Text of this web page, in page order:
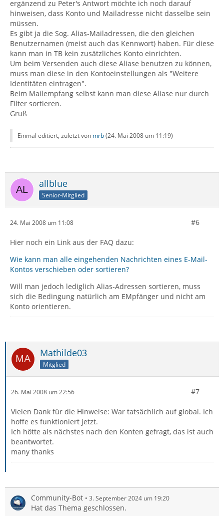
ergänzend zu Peter's Antwort möchte ich noch darauf
hinweisen, dass Konto und Mailadresse nicht dasselbe sein
müssen.
Es gibt ja die Sog. Alias-Mailadressen, die den gleichen
Benutzernamen (meist auch das Kennwort) haben. Für diese
kann man in TB kein zusätzliches Konto einrichten.
Um beim Versenden auch diese Aliase benutzen zu können,
muss man diese in den Kontoeinstellungen als "Weitere
Identitäten eintragen".
Beim Mailempfang selbst kann man diese Aliase nur durch
Filter sortieren.
Gruß
Einmal editiert, zuletzt von mrb(24. Mai 2008 um 11:19)
allblue
Senior-Mitglied
24. Mai 2008 um 11:08 #6
Hier noch ein Link aus der FAQ dazu:
Wie kann man alle eingehenden Nachrichten eines E-Mail-
Kontos verschieben oder sortieren?
Will man jedoch lediglich Alias-Adressen sortieren, muss
sich die Bedingung natürlich am EMpfänger und nicht am
Konto orientieren.
Mathilde03
Mitglied
26. Mai 2008 um 22:56 #7
Vielen Dank für die Hinweise: War tatsächlich auf global. Ich
hoffe es funktioniert jetzt.
Ich hötte als nächstes nach den Konten gefragt, das ist auch
beantwortet.
many thanks
Community-Bot 3. September 2024 um 19:20
Hat das Thema geschlossen.